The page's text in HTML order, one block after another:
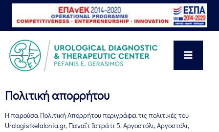
Πολιτική απορρήτου
Η παρούσα Πολιτική Απορρήτου περιγράφει τις πολιτικές του
Urologistkefalonia.gr, Παναΐτ Ιστράτι 5, Αργοστόλι, Αργοστόλι,